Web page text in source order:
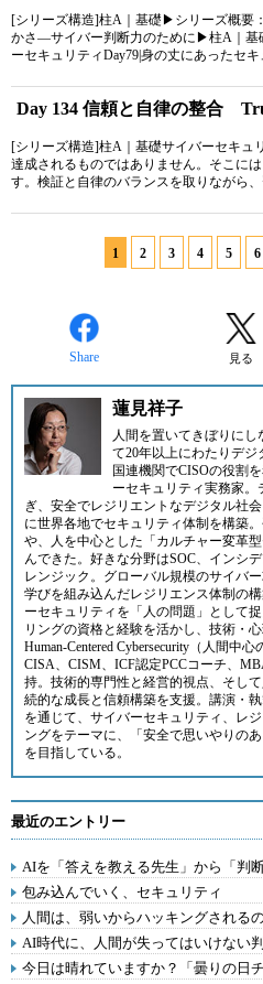
[シリーズ構造]柱A｜基礎▶シリーズ概要
かさ―サイバー判断力のために▶柱A｜基
ーセキュリティDay79|身の丈にあったセキ
Day 134 信頼と自律の整合
[シリーズ構造]柱A｜基礎サイバーセキュ
達成されるものではありません。そこに
す。検証と自律のバランスを取りながら
1 2 3 4 5 6
Share 見る
蓮見祥子
人間を置いてきぼりに
て20年以上にわたりデジ
国連機関でCISOの役割
ーセキュリティ実務家
ぎ、安全でレジリエントなデジタル社
に世界各地でセキュリティ体制を構築
や、人を中心とした「カルチャー変革
んできた。好きな分野はSOC、インシ
レンジック。グローバル規模のサイバ
学びを組み込んだレジリエンス体制の
ーセキュリティを「人の問題」として
リングの資格と経験を活かし、技術・
Human-Centered Cybersecurity（人間中
CISA、CISM、ICF認定PCCコーチ、
持。技術的専門性と経営的視点、そし
続的な成長と信頼構築を支援。講演・
を通じて、サイバーセキュリティ、レ
ングをテーマに、「安全で思いやりの
を目指している。
最近のエントリー
AIを「答えを教える先生」から「判
包み込んでいく、セキュリティ
人間は、弱いからハッキングされる
AI時代に、人間が失ってはいけない
今日は晴れていますか？「曇りの日チ